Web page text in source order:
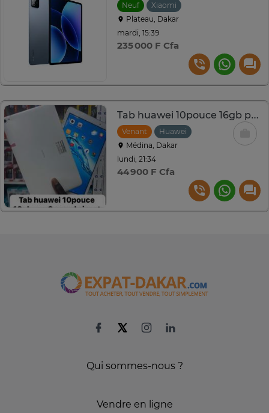
Neuf
Xiaomi
Plateau, Dakar
mardi, 15:39
235 000 F Cfa
Tab huawei 10pouce 16gb prend sim et micro sd
Venant
Huawei
Médina, Dakar
lundi, 21:34
44 900 F Cfa
Qui sommes-nous ?
Vendre en ligne